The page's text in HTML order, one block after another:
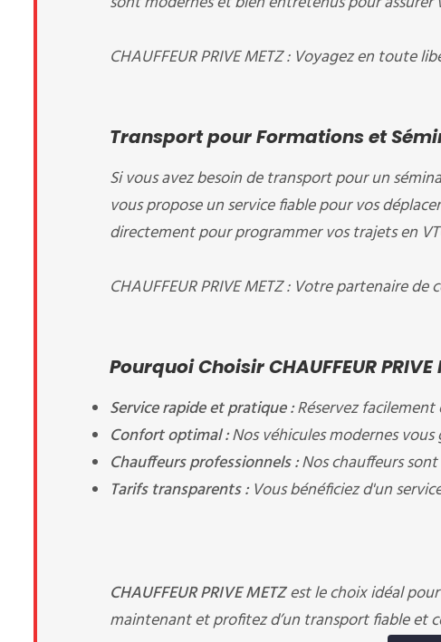
CHAUFFEUR PRIVE METZ : Voyagez en toute
Transport pour Formations et
Si vous avez besoin de transport pour un
vous propose un service fiable pour vos
directement pour programmer vos trajets en
CHAUFFEUR PRIVE METZ : Votre partenaire
Pourquoi Choisir CHAUFFEUR PRIVE
Service rapide et pratique :Réservez
Confort optimal :Nos véhicules modernes
Chauffeurs professionnels :Nos chauffeurs
Tarifs transparents :Vous bénéficiez d'un
CHAUFFEUR PRIVE METZest le choix idéal
maintenant et profitez d’un transport fiable et